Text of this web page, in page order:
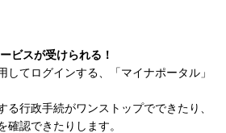
ビスが受けられる！
してログインする、「マイナポータル」
る行政手続がワンストップでできたり、
確認できたりします。